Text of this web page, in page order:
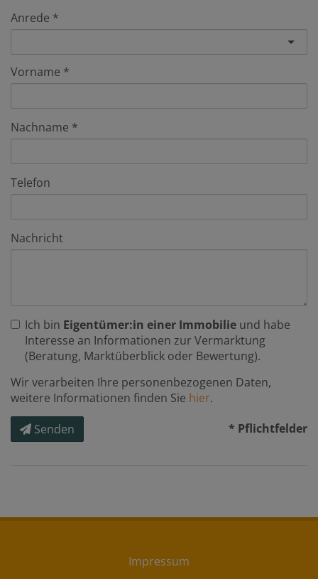
Anrede
Vorname
Nachname
Telefon
Nachricht
Ich bin Eigentümer:in einer Immobilie und habe
Interesse an Informationen zur Vermarktung
(Beratung, Marktüberblick oder Bewertung).
Wir verarbeiten Ihre personenbezogenen Daten,
weitere Informationen finden Sie hier.
Senden
* Pflichtfelder
Impressum